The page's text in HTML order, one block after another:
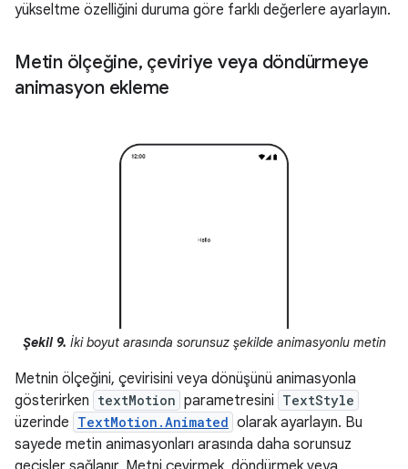
yükseltme özelliğini duruma göre farklı değerlere ayarlayın.
Metin ölçeğine, çeviriye veya döndürmeye
animasyon ekleme
Şekil 9. İki boyut arasında sorunsuz şekilde animasyonlu metin
Metnin ölçeğini, çevirisini veya dönüşünü animasyonla
gösterirken textMotion parametresini TextStyle
üzerinde TextMotion.Animated olarak ayarlayın. Bu
sayede metin animasyonları arasında daha sorunsuz